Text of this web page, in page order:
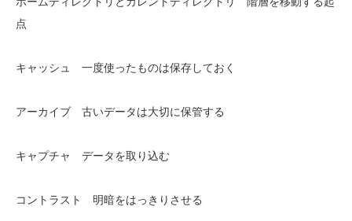
点
キャッシュ 一度使ったものは保存しておく
アーカイブ 古いデータは大切に保管する
キャプチャ データを取り込む
コントラスト 明暗をはっきりさせる